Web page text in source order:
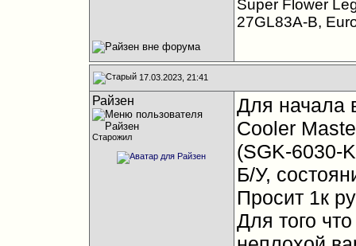
Super Flower
27GL83A-B,
17.03.2023, 21:41
Райзен
Старожил
Для начала
Cooler
(SGK-6030-
Б/У,
Просит 1к
Для того